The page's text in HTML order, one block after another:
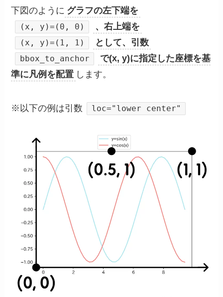
下図のように グラフの左下端を
(x, y)=(0, 0) 、右上端を
(x, y)=(1, 1) として、引数
bbox_to_anchor
で(x, y)に指定した座標を基
準に凡例を配置 します。
※以下の例は引数 loc="lower center"